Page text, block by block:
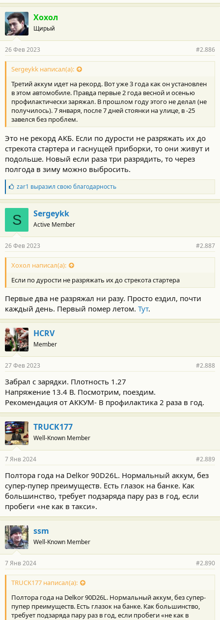
Хохол
Щирый
26 Фев 2023 #2.886
Sergeykk написал(а):
Третий аккум идет на рекорд. Вот уже 3 года как он установлен
в этом автомобиле. Правда первые 2 года весной и осенью
профилактически заряжал. В прошлом году этого не делал (не
получилось). 7 января, после 7 дней стоянки на улице, в -25
завелся без проблем.
Это не рекорд АКБ. Если по дурости не разряжать их до
стрекота стартера и гаснущей приборки, то они живут и
подольше. Новый если раза три разрядить, то через
полгода в зиму можно выбросить.
Б
л
а
г
о
д
а
н
о
с
и
:
zar1 выразил свою благодарность
S Sergeykk
Active Member
26 Фев 2023 #2.887
Хохол написал(а):
Если по дурости не разряжать их до стрекота стартера
Первые два не разряжал ни разу. Просто ездил, почти
каждый день. Первый помер летом. Тут.
HCRV
Member
27 Фев 2023 #2.888
Забрал с зарядки. Плотность 1.27
Напряжение 13.4 В. Посмотрим, поездим.
Рекомендация от АККУМ- В профилактика 2 раза в год.
TRUCK177
Well-Known Member
7 Янв 2024 #2.889
Полтора года на Delkor 90D26L. Нормальный аккум, без
супер-пупер преимуществ. Есть глазок на банке. Как
большинство, требует подзаряда пару раз в год, если
пробеги «не как в такси».
ssm
Well-Known Member
7 Янв 2024 #2.890
TRUCK177 написал(а):
Полтора года на Delkor 90D26L. Нормальный аккум, без супер-
пупер преимуществ. Есть глазок на банке. Как большинство,
требует подзаряда пару раз в год, если пробеги «не как в